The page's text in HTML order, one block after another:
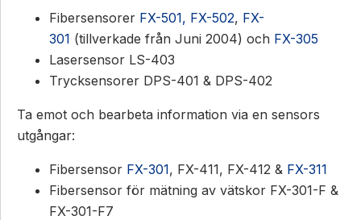
Fibersensorer FX-501, FX-502, FX-
301 (tillverkade från Juni 2004) och FX-305
Lasersensor LS-403
Trycksensorer DPS-401 & DPS-402
Ta emot och bearbeta information via en sensors
utgångar:
Fibersensor FX-301, FX-411, FX-412 & FX-311
Fibersensor för mätning av vätskor FX-301-F &
FX-301-F7